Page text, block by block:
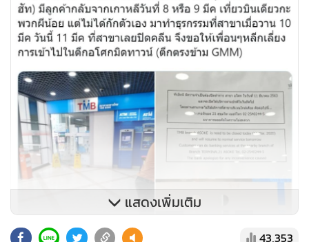
แสดงเพิ่มเติม
43,353